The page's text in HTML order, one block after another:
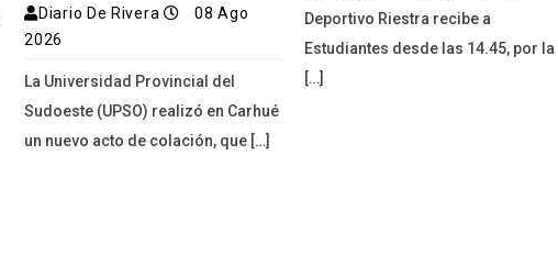
Diario De Rivera
08 Ago
2026
La Universidad Provincial del
Sudoeste (UPSO) realizó en Carhué
un nuevo acto de colación, que […]
Deportivo Riestra recibe a
Estudiantes desde las 14.45, por la
[…]